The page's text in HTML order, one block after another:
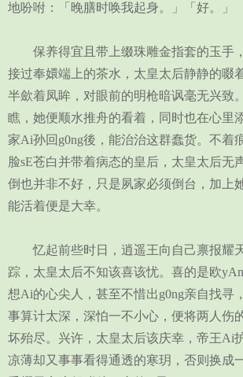
地吩咐：「晚膳时唤我起身。」「好。」
保养得宜且带上缀珠雕金指套的玉手
接过奉嬛端上的茶水，太皇太后静静的啜
半歛着凤眸，对眼前的明枪暗讽毫无兴致
瞧，她便顺水推舟的看着，同时也在心里
家Ai孙回g0ng後，能治治这群蠢货。不着
脸sE苍白并带着病态的皇后，太皇太后无
倒也并非不好，只是夙家必须倒台，加上
能活着便是大幸。
忆起前些时日，逍遥王向自己禀报耀
踪，太皇太后不知该喜该忧。喜的是欧
想Ai的心尖人，甚至不惜出g0ng亲自找寻
事算计太深，深怕一不小心，便将两人伤
坏殆尽。兴许，太皇太后该庆幸，帝王Ai
凉薄却又事事看得通透的寒玥，否则换成